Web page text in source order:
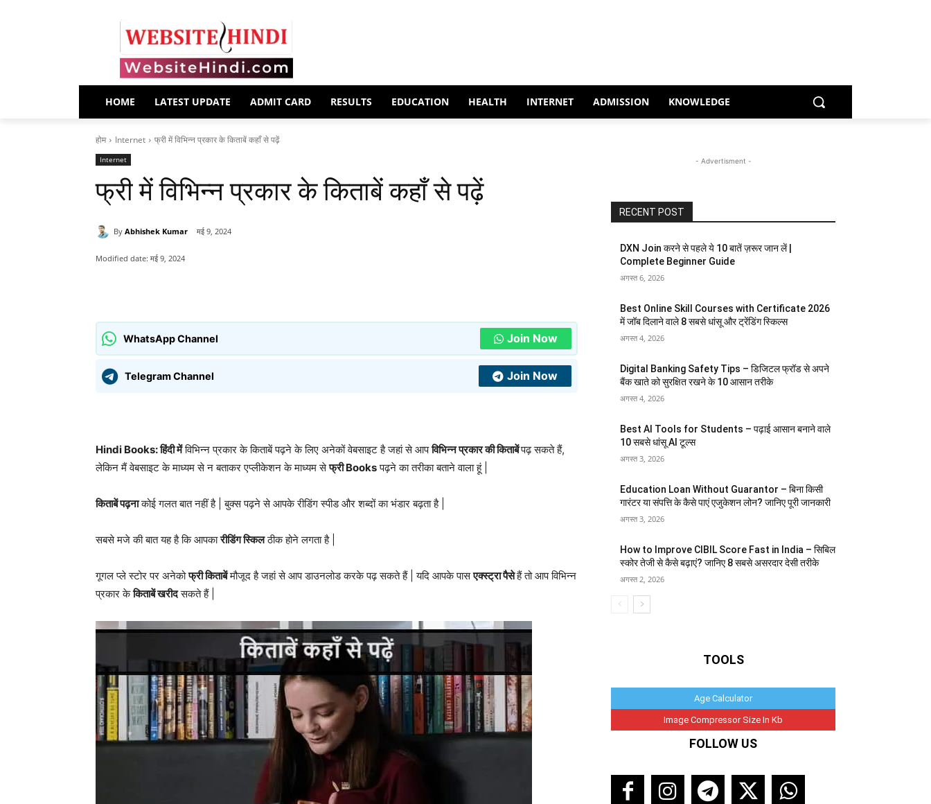
HOME LATEST UPDATE ADMIT CARD RESULTS EDUCATION HEALTH INTERNET ADMISSION KNOWLEDGE
होम Internet फ्री में विभिन्न प्रकार के किताबें कहाँ से पढ़ें
Internet
फ्री में विभिन्न प्रकार के किताबें कहाँ से पढ़ें
By Abhishek Kumar मई 9, 2024
Modified date: मई 9, 2024
WhatsApp Channel Join Now
Telegram Channel Join Now
Hindi Books: हिंदी मेंविभिन्न प्रकार के किताबें पढ़ने के लिए अनेकों वेबसाइट है जहां से आपविभिन्न प्रकार की किताबेंपढ़ सकते हैं,
लेकिन मैं वेबसाइट के माध्यम से न बताकर एप्लीकेशन के माध्यम सेफ्री Booksपढ़ने का तरीका बताने वाला हूं |
किताबें पढ़नाकोई गलत बात नहीं है | बुक्स पढ़ने से आपके रीडिंग स्पीड और शब्दों का भंडार बढ़ता है |
सबसे मजे की बात यह है कि आपकारीडिंग स्किलठीक होने लगता है |
गूगल प्ले स्टोर पर अनेकोफ्री किताबेंमौजूद है जहां से आप डाउनलोड करके पढ़ सकते हैं | यदि आपके पासएक्स्ट्रा पैसेहैं तो आप विभिन्न
प्रकार केकिताबें खरीदसकते हैं |
- Advertisment -
RECENT POST
DXN Join करने से पहले ये 10 बातें ज़रूर जान लें |
Complete Beginner Guide
अगस्त 6, 2026
Best Online Skill Courses with Certificate 2026
में जॉब दिलाने वाले 8 सबसे धांसू और ट्रेंडिंग स्किल्स
अगस्त 4, 2026
Digital Banking Safety Tips – डिजिटल फ्रॉड से अपने
बैंक खाते को सुरक्षित रखने के 10 आसान तरीके
अगस्त 4, 2026
Best AI Tools for Students – पढ़ाई आसान बनाने वाले
10 सबसे धांसू AI टूल्स
अगस्त 3, 2026
Education Loan Without Guarantor – बिना किसी
गारंटर या संपत्ति के कैसे पाएं एजुकेशन लोन? जानिए पूरी जानकारी
अगस्त 3, 2026
How to Improve CIBIL Score Fast in India – सिबिल
स्कोर तेजी से कैसे बढ़ाएं? जानिए 8 सबसे असरदार देसी तरीके
अगस्त 2, 2026
TOOLS
Age Calculator
Image Compressor Size In Kb
FOLLOW US